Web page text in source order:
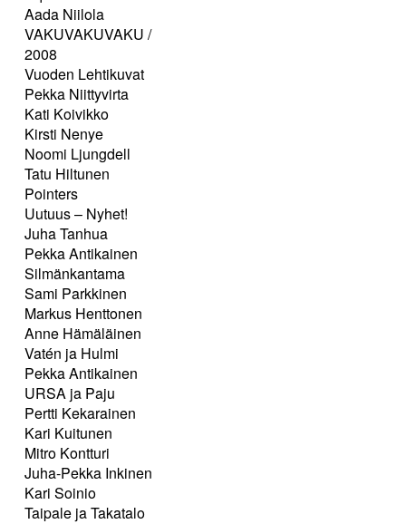
Aada Niilola
VAKUVAKUVAKU /
2008
Vuoden Lehtikuvat
Pekka Niittyvirta
Kati Koivikko
Kirsti Nenye
Noomi Ljungdell
Tatu Hiltunen
Pointers
Uutuus – Nyhet!
Juha Tanhua
Pekka Antikainen
Silmänkantama
Sami Parkkinen
Markus Henttonen
Anne Hämäläinen
Vatén ja Hulmi
Pekka Antikainen
URSA ja Paju
Pertti Kekarainen
Kari Kuitunen
Mitro Kontturi
Juha-Pekka Inkinen
Kari Soinio
Taipale ja Takatalo